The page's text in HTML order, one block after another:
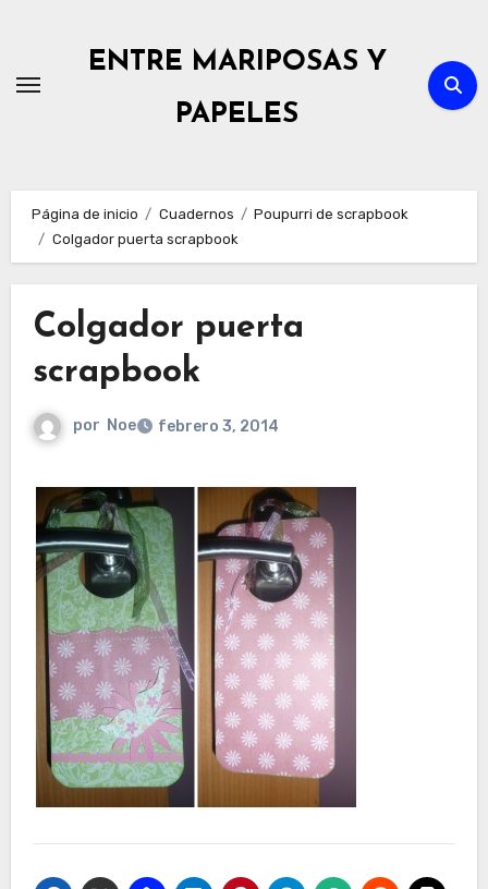
contenido
ENTRE MARIPOSAS Y
PAPELES
Página de inicio Cuadernos
Poupurri de scrapbook
Colgador puerta scrapbook
Colgador puerta
scrapbook
por Noe febrero 3, 2014